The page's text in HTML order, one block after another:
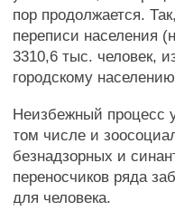
пор продолжается.
переписи населения
3310,6 тыс. человек,
городскому
Неизбежный процесс
том числе и
безнадзорных и
переносчиков ряда
для человека.